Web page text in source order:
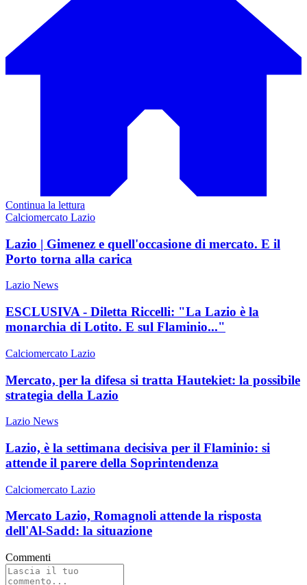
Continua la lettura
Calciomercato Lazio
Lazio | Gimenez e quell'occasione di mercato. E il
Porto torna alla carica
Lazio News
ESCLUSIVA - Diletta Riccelli: "La Lazio è la
monarchia di Lotito. E sul Flaminio..."
Calciomercato Lazio
Mercato, per la difesa si tratta Hautekiet: la possibile
strategia della Lazio
Lazio News
Lazio, è la settimana decisiva per il Flaminio: si
attende il parere della Soprintendenza
Calciomercato Lazio
Mercato Lazio, Romagnoli attende la risposta
dell'Al-Sadd: la situazione
Commenti